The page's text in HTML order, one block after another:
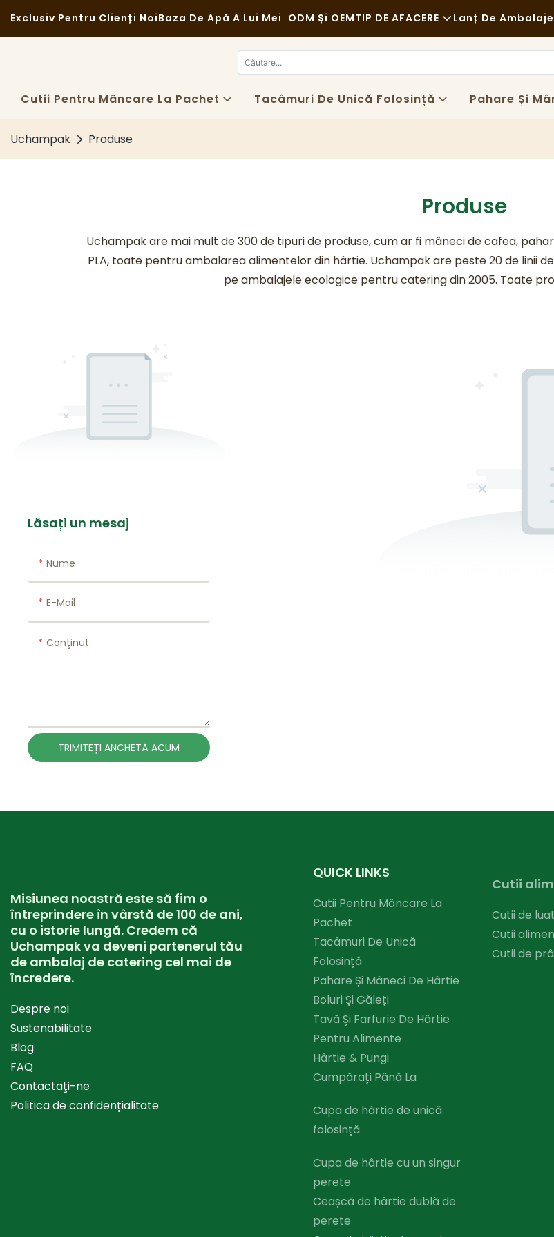
Exclusiv Pentru Clienți NoiBaza De Apă A Lui Mei ODM Și OEMTIP DE AFACERE
Camioane Cu Mâncare
Brutărie
Lingură Unsuroasă
Lanț De Ambalaje
Cutii Pentru Mâncare La Pachet Tacâmuri De Unică Folosință Pahare Și
Uchampak Produse
Produse
Uchampak are mai mult de 300 de tipuri de produse, cum ar fi mâneci de cafea,
PLA, toate pentru ambalarea alimentelor din hârtie. Uchampak are peste 20 de linii
pe ambalajele ecologice pentru catering din 2005. Toate
Lăsați un mesaj
Nume
E-Mail
Conţinut
TRIMITEȚI ANCHETĂ ACUM
Misiunea noastră este să fim o
întreprindere în vârstă de 100 de ani,
cu o istorie lungă. Credem că
Uchampak va deveni partenerul tău
de ambalaj de catering cel mai de
încredere.
Despre noi
Sustenabilitate
Blog
FAQ
Contactaţi-ne
Politica de confidențialitate
QUICK LINKS
Cutii Pentru Mâncare La
Pachet
Tacâmuri De Unică
Folosință
Pahare Și Mâneci De Hârtie
Boluri Și Găleți
Tavă Și Farfurie De Hârtie
Pentru Alimente
Hârtie & Pungi
Cumpărați Până La
Cupa de hârtie de unică
folosință
Cupa de hârtie cu un singur
perete
Ceașcă de hârtie dublă de
perete
Cutii
Cutii de
Cutii
Cutii de